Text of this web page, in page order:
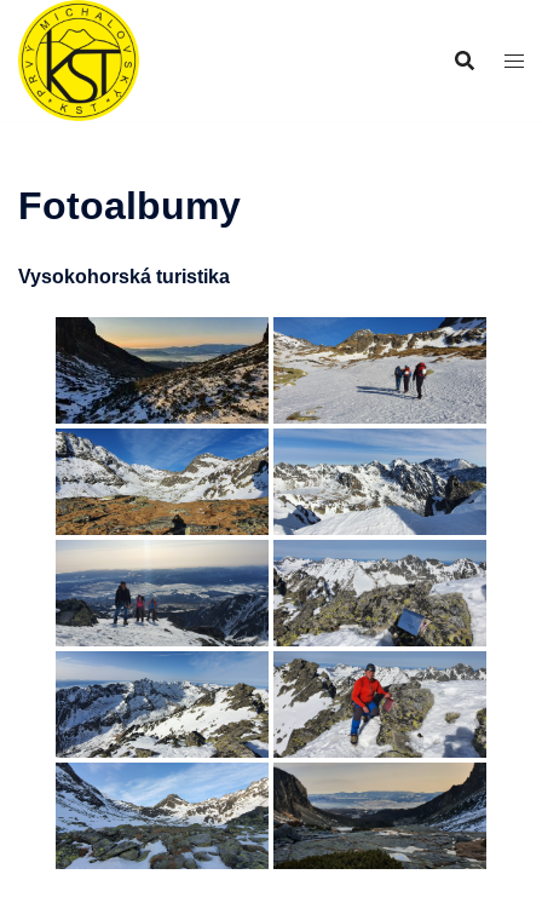
Preskočiť
obsah
Fotoalbumy
Vysokohorská turistika